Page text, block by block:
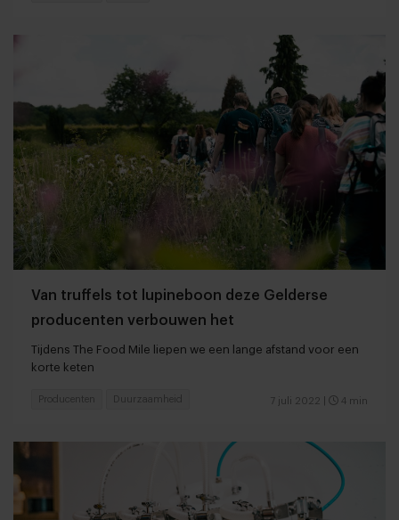
Van truffels tot lupineboon deze Gelderse
producenten verbouwen het
Tijdens The Food Mile liepen we een lange afstand voor een
korte keten
7 juli 2022 4 min
Producenten Duurzaamheid